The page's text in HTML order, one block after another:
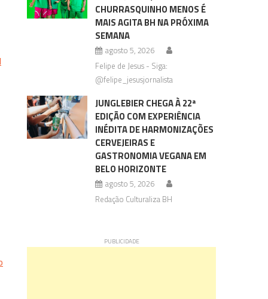
CHURRASQUINHO MENOS É
MAIS AGITA BH NA PRÓXIMA
SEMANA
agosto 5, 2026
Felipe de Jesus - Siga:
@felipe_jesusjornalista
JUNGLEBIER CHEGA À 22ª
EDIÇÃO COM EXPERIÊNCIA
INÉDITA DE HARMONIZAÇÕES
CERVEJEIRAS E
GASTRONOMIA VEGANA EM
BELO HORIZONTE
agosto 5, 2026
Redação Culturaliza BH